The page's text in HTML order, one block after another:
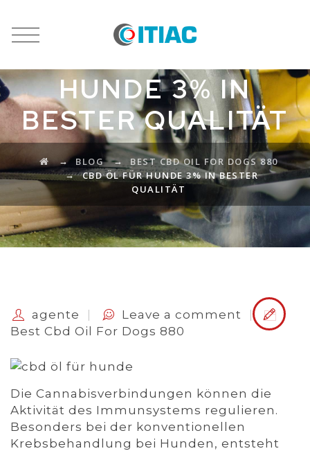
CBD ÖL FÜR
HUNDE 3% IN
BESTER QUALITÄT
→ BLOG→
BEST CBD OIL FOR DOGS 880
→CBD ÖL FÜR HUNDE 3% IN BESTER
QUALITÄT
agente
Leave a comment
Best Cbd Oil For Dogs 880
Die Cannabisverbindungen können die
Aktivität des Immunsystems regulieren.
Besonders bei der konventionellen
Krebsbehandlung bei Hunden, entsteht